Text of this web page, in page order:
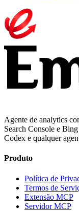
Agente de analytics
Search Console e
Codex e qualquer
Produto
Política de
Termos de
Extensão MCP
Servidor MCP